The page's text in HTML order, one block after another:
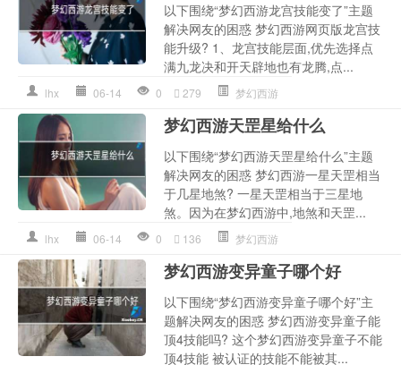
以下围绕“梦幻西游龙宫技能变了”主题
解决网友的困惑 梦幻西游网页版龙宫技
能升级? 1、龙宫技能层面,优先选择点
满九龙决和开天辟地也有龙腾,点...
lhx 06-14 0 279 梦幻西游
梦幻西游天罡星给什么
以下围绕“梦幻西游天罡星给什么”主题
解决网友的困惑 梦幻西游一星天罡相当
于几星地煞? 一星天罡相当于三星地
煞。因为在梦幻西游中,地煞和天罡...
lhx 06-14 0 136 梦幻西游
梦幻西游变异童子哪个好
以下围绕“梦幻西游变异童子哪个好”主
题解决网友的困惑 梦幻西游变异童子能
顶4技能吗? 这个梦幻西游变异童子不能
顶4技能 被认证的技能不能被其...